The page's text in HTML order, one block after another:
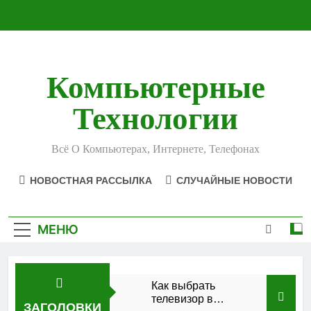
Компьютерные
Технологии
Всё О Компьютерах, Интернете, Телефонах
НОВОСТНАЯ РАССЫЛКА СЛУЧАЙНЫЕ НОВОСТИ
МЕНЮ
ЗАГОЛОВКИ
Как выбрать
телевизор в